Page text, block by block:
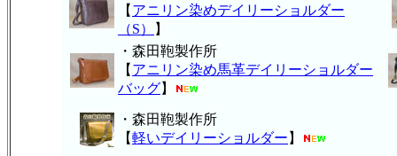
【 アニリン染めデイリーショルダー
（S）
】
・森田鞄製作所
【 アニリン染め馬革デイリーショルダー
バッグ】
・森田鞄製作所
【軽いデイリーショルダー 】